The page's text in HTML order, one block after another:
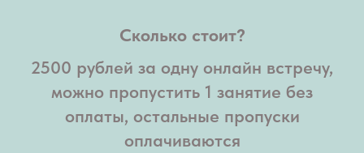
Сколько стоит?
2500 рублей за одну онлайн встречу,
можно пропустить 1 занятие без
оплаты, остальные пропуски
оплачиваются